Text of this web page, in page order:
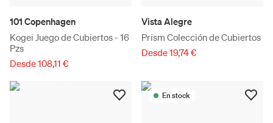
101 Copenhagen
Kogei Juego de Cubiertos - 16
Pzs
Desde 108,11 €
Vista Alegre
Prism Colección de Cubiertos
Desde 19,74 €
En stock